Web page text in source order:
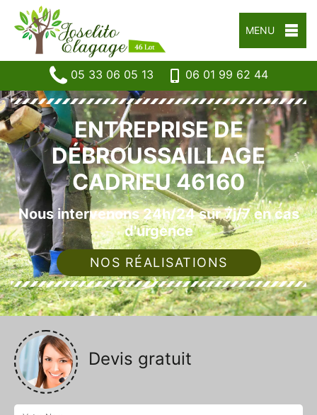
MENU
05 33 06 05 13 06 01 99 62 44
ENTREPRISE DE
DÉBROUSSAILLAGE
CADRIEU 46160
Nous intervenons 24h/24 sur 7j/7 en cas
d'urgence
NOS RÉALISATIONS
Devis gratuit